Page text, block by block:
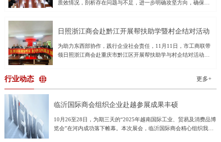
投资中心，重视对中小科技企业的培育；打造内陆制度型的开放
商会
起执法办案的职责使命，全力以赴提升办案质效，打好收官战，
当前我市法院受理案件增长快、存量案件较多、个别质效指标差
于不满意值的工作形势，从横向和纵向对比中找准差距，对照年
度工作要点和任务分工方案，系统梳理工作进度，把握时间窗
理。要不折不扣贯彻立案登记制，在确保案件质量的前提下，提
质效情况，剖析存在问题与不足，进一步明确攻坚方向，确保圆
况，重点分析当前存在的短板弱项，提出针对性工作建议。会议
任，凝聚团队合力清旧存、提质效；二是提高审判效率，进一步
做好繁简分流，严把审限变更关口，加强鉴定等案件督促推进，
段，推动矛盾纠纷高效化解；四是统筹推进各项工作，牢固树
立“一盘棋”思想，加强各部门衔接配合，对照年度重点工作查漏
补缺，确保各项部署落地见效，打好全年工作收官之战。
日照浙江商会赴黔江开展帮扶助学暨村企结对活动
为助力东西部协作，践行企业社会责任，11月11日，市工商联带
领日照浙江商会赴重庆市黔江区开展帮扶助学与村企结对活动。
走访和参观考察的形式，深化了东西部协作与企地交流。日照浙
江商会执行会长施铝锡，黔江区工商联党组书记陈武，党组成
望活动当日，双方首先在正阳街道桐坪社区居委会举行了简洁而
温馨的村企结对仪式。日照浙江商会5家会员企业分别与正阳街道
桐坪社区、白石镇鞍山村、天河村、凤山村、中河村正式建立结
行业动态 更多+
临沂国际商会组织企业赴越参展成果丰硕
10月26至28日，为期三天的“2025年越南国际工业、贸易及消费品博
览会”在河内成功落下帷幕。本次展会，临沂国际商会精心组织我市